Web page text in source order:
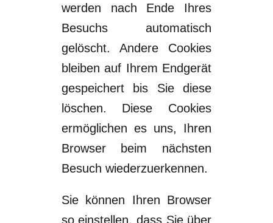
werden nach Ende Ihres
Besuchs automatisch
gelöscht. Andere Cookies
bleiben auf Ihrem Endgerät
gespeichert bis Sie diese
löschen. Diese Cookies
ermöglichen es uns, Ihren
Browser beim nächsten
Besuch wiederzuerkennen.
Sie können Ihren Browser
so einstellen, dass Sie über